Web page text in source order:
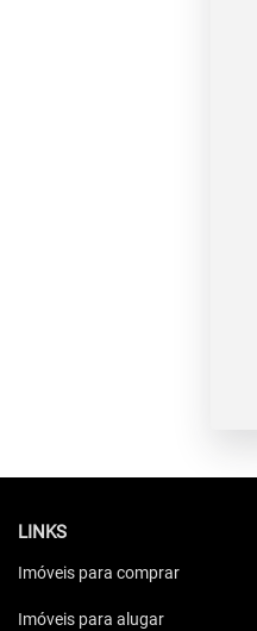
LINKS
Imóveis para comprar
Imóveis para alugar